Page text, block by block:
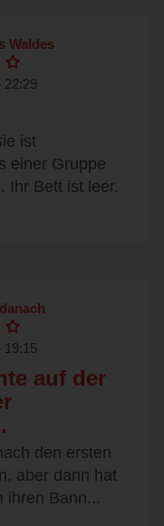
Waldes
22:29
ist
einer Gruppe
Ihr Bett ist leer.
19:15
auf der
den ersten
aber dann hat
ihren Bann...